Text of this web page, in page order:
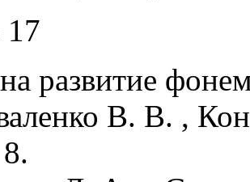
17
развитие
В. В. ,